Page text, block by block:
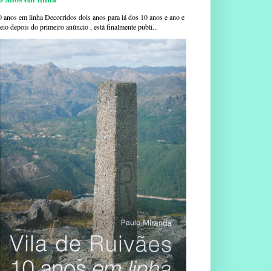
anos em linha Decorridos dois anos para lá dos 10 anos e ano e
depois do primeiro anúncio , está finalmente publi...